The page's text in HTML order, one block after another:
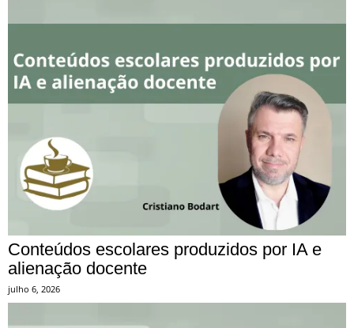
Conteúdos escolares produzidos por IA e
alienação docente
julho 6, 2026